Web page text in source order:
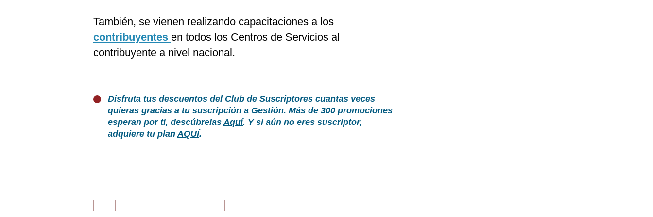
También, se vienen realizando capacitaciones a los
contribuyentes en todos los Centros de Servicios al
contribuyente a nivel nacional.
Disfruta tus descuentos del Club de Suscriptores cuantas veces
quieras gracias a tu suscripción a Gestión. Más de 300 promociones
esperan por ti, descúbrelasAquí. Y si aún no eres suscriptor,
adquiere tu planAQUÍ.